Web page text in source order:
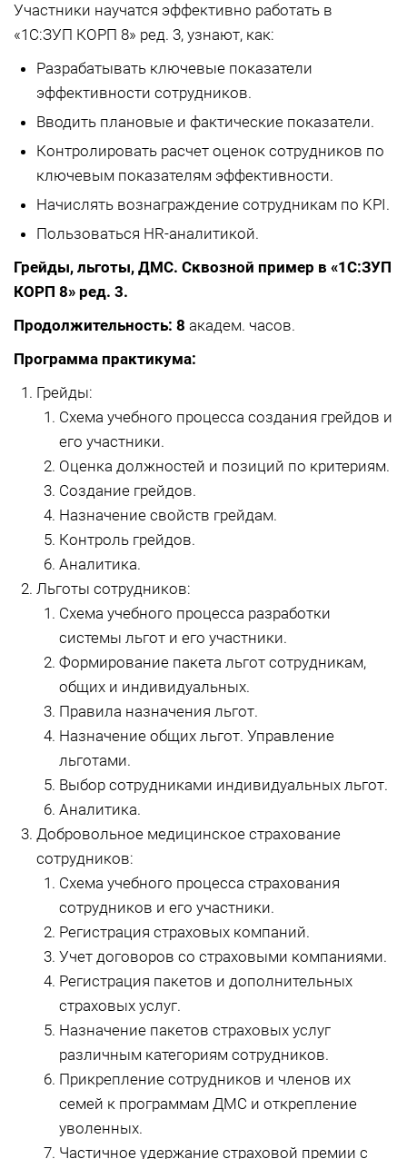
Участники научатся эффективно работать в
«1С:ЗУП КОРП 8» ред. 3, узнают, как:
Разрабатывать ключевые показатели
эффективности сотрудников.
Вводить плановые и фактические показатели.
Контролировать расчет оценок сотрудников по
ключевым показателям эффективности.
Начислять вознаграждение сотрудникам по KPI.
Пользоваться HR-аналитикой.
Грейды, льготы, ДМС. Сквозной пример в «1С:ЗУП
КОРП 8» ред. 3.
Продолжительность: 8 академ. часов.
Программа практикума:
Грейды:
Схема учебного процесса создания грейдов и
его участники.
Оценка должностей и позиций по критериям.
Создание грейдов.
Назначение свойств грейдам.
Контроль грейдов.
Аналитика.
Льготы сотрудников:
Схема учебного процесса разработки
системы льгот и его участники.
Формирование пакета льгот сотрудникам,
общих и индивидуальных.
Правила назначения льгот.
Назначение общих льгот. Управление
льготами.
Выбор сотрудниками индивидуальных льгот.
Аналитика.
Добровольное медицинское страхование
сотрудников:
Схема учебного процесса страхования
сотрудников и его участники.
Регистрация страховых компаний.
Учет договоров со страховыми компаниями.
Регистрация пакетов и дополнительных
страховых услуг.
Назначение пакетов страховых услуг
различным категориям сотрудников.
Прикрепление сотрудников и членов их
семей к программам ДМС и открепление
уволенных.
Частичное удержание страховой премии с